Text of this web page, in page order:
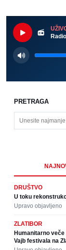
PRETRAGA
DRUŠTVO
U toku
Upravo objavljeno
ZLATIBOR
Humanitarno
Vajb festivala na